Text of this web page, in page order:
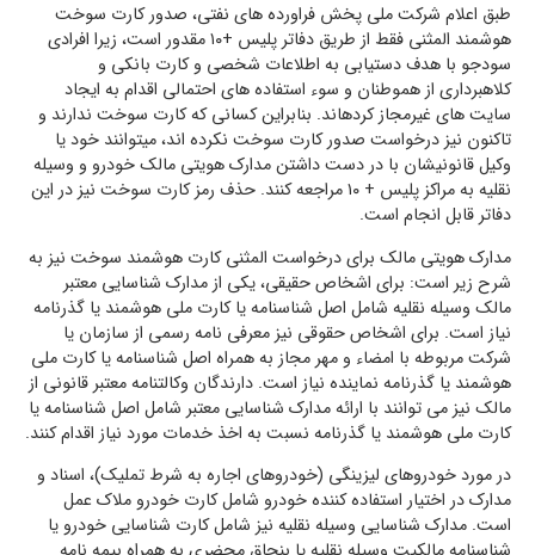
طبق اعلام شرکت ملی پخش فراورده های نفتی، صدور کارت سوخت
هوشمند المثنی فقط از طریق دفاتر پلیس +۱۰ مقدور است، زیرا افرادی
سودجو با هدف دستیابی به اطلاعات شخصی و کارت بانکی و
کلاهبرداری از هموطنان و سوء استفاده های احتمالی اقدام به ایجاد
سایت های غیرمجاز کردهاند. بنابراین کسانی که کارت سوخت ندارند و
تاکنون نیز درخواست صدور کارت سوخت نکرده اند، میتوانند خود یا
وکیل قانونیشان با در دست داشتن مدارک هویتی مالک خودرو و وسیله
نقلیه به مراکز پلیس + ۱۰ مراجعه کنند. حذف رمز کارت سوخت نیز در این
دفاتر قابل انجام است.
مدارک هویتی مالک برای درخواست المثنی کارت هوشمند سوخت نیز به
شرح زیر است: برای اشخاص حقیقی، یکی از مدارک شناسایی معتبر
مالک وسیله نقلیه شامل اصل شناسنامه یا کارت ملی هوشمند یا گذرنامه
نیاز است. برای اشخاص حقوقی نیز معرفی نامه رسمی از سازمان یا
شرکت مربوطه با امضاء و مهر مجاز به همراه اصل شناسنامه یا کارت ملی
هوشمند یا گذرنامه نماینده نیاز است. دارندگان وکالتنامه معتبر قانونی از
مالک نیز می توانند با ارائه مدارک شناسایی معتبر شامل اصل شناسنامه یا
کارت ملی هوشمند یا گذرنامه نسبت به اخذ خدمات مورد نیاز اقدام کنند.
در مورد خودروهای لیزینگی (خودروهای اجاره به شرط تملیک)، اسناد و
مدارک در اختیار استفاده کننده خودرو شامل کارت خودرو ملاک عمل
است. مدارک شناسایی وسیله نقلیه نیز شامل کارت شناسایی خودرو یا